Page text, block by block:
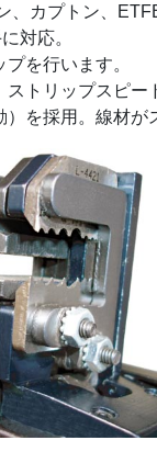
カプトン、
対応。
を行います。
トリップスピー
を採用。線材が